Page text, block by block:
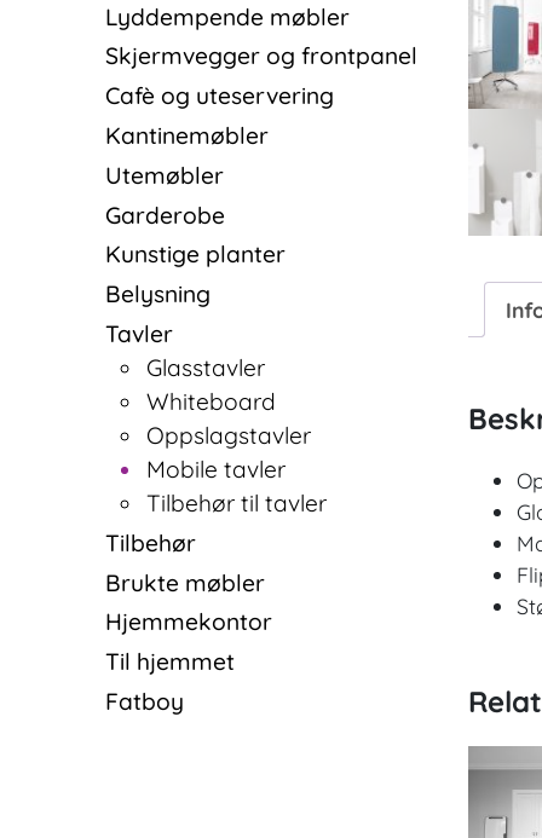
Lyddempende møbler
Skjermvegger og frontpanel
Cafè og uteservering
Kantinemøbler
Utemøbler
Garderobe
Kunstige planter
Belysning
Tavler
Glasstavler
Whiteboard
Oppslagstavler
Mobile tavler
Tilbehør til tavler
Tilbehør
Brukte møbler
Hjemmekontor
Til hjemmet
Fatboy